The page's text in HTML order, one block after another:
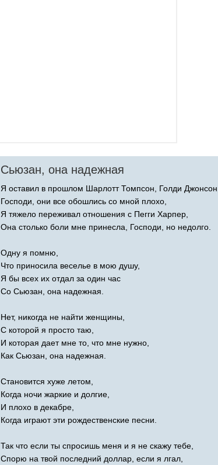
Сьюзан, она надежная
Я оставил в прошлом Шарлотт Томпсон, Голди Джонсон,
Господи, они все обошлись со мной плохо,
Я тяжело переживал отношения с Пегги Харпер,
Она столько боли мне принесла, Господи, но недолго.
Одну я помню,
Что приносила веселье в мою душу,
Я бы всех их отдал за один час
Со Сьюзан, она надежная.
Нет, никогда не найти женщины,
С которой я просто таю,
И которая дает мне то, что мне нужно,
Как Сьюзан, она надежная.
Становится хуже летом,
Когда ночи жаркие и долгие,
И плохо в декабре,
Когда играют эти рождественские песни.
Так что если ты спросишь меня и я не скажу тебе,
Спорю на твой последний доллар, если я лгал,